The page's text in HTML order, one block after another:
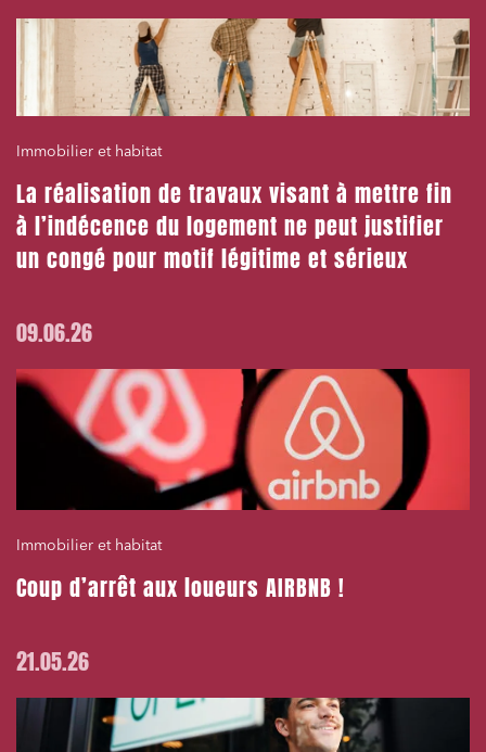
Immobilier et habitat
La réalisation de travaux visant à mettre fin
à l’indécence du logement ne peut justifier
un congé pour motif légitime et sérieux
09.06.26
Immobilier et habitat
Coup d’arrêt aux loueurs AIRBNB !
21.05.26